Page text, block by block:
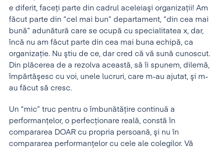
e diferit, faceţi parte din cadrul aceleiaşi organizaţii! Am
făcut parte din “cel mai bun” departament, “din cea mai
bună” adunătură care se ocupă cu specialitatea x, dar,
încă nu am făcut parte din cea mai buna echipă, ca
organizaţie. Nu ştiu de ce, dar cred că vă sună cunoscut.
Din plăcerea de a rezolva această, să îi spunem, dilemă,
împărtăşesc cu voi, unele lucruri, care m-au ajutat, şi m-
au făcut să cresc.
Un “mic” truc pentru o îmbunătăţire continuă a
performanţelor, o perfecţionare reală, constă în
compararea DOAR cu propria persoană, şi nu în
compararea performanţelor cu cele ale colegilor. Vă